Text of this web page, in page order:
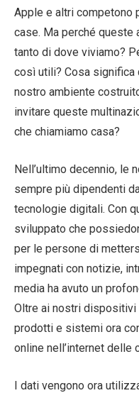
Apple e altri competono
case. Ma perché queste
tanto di dove viviamo?
così utili? Cosa significa
nostro ambiente
invitare queste
che chiamiamo casa?
Nell’ultimo decennio, le
sempre più dipendenti
tecnologie digitali. Con
sviluppato che
per le persone di
impegnati con notizie,
media ha avuto un
Oltre ai nostri dispositivi
prodotti e sistemi ora
online nell’internet delle
I dati vengono ora